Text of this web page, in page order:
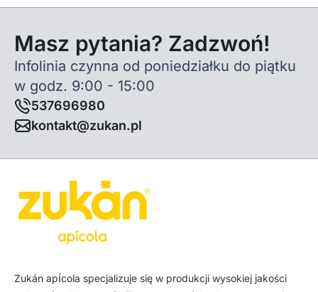
Masz pytania? Zadzwoń!
Infolinia czynna od poniedziałku do piątku
w godz. 9:00 - 15:00
537696980
kontakt@zukan.pl
Zukán apícola specjalizuje się w produkcji wysokiej jakości